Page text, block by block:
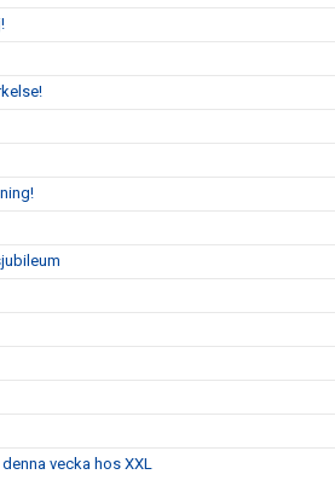
vecka hos XXL